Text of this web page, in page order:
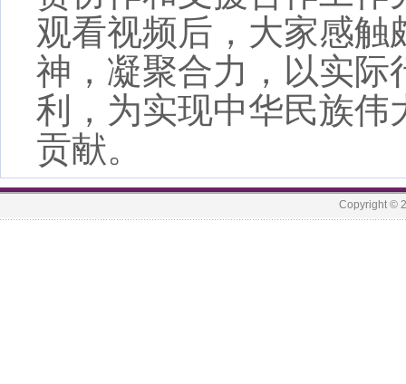
观看视频后， 大家感触
神，凝聚合力，以实际
利，为实现中华民族伟
贡献。
Copyright ©